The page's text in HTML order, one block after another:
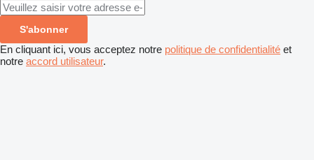
S'abonner
En cliquant ici, vous acceptez notre politique de confidentialité et
notre accord utilisateur.